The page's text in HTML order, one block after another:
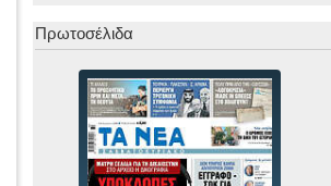
Πρωτοσέλιδα